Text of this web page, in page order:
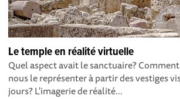
Le temple en réalité virtuelle
Quel aspect avait le sanctuaire?
nous le représenter à partir des vestiges
jours? L'imagerie de réalité...